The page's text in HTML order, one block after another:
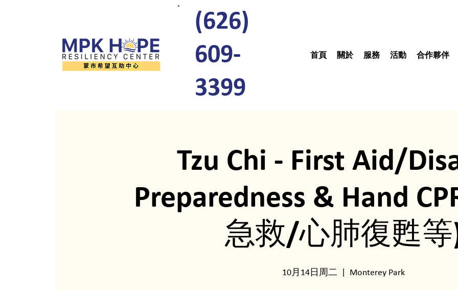
(626)
609-
3399
首頁 關於 服務 活動 合作夥伴
Tzu Chi - First Aid/
Preparedness & Hand
急救/心肺復甦等
10月14日周二 Monterey Park